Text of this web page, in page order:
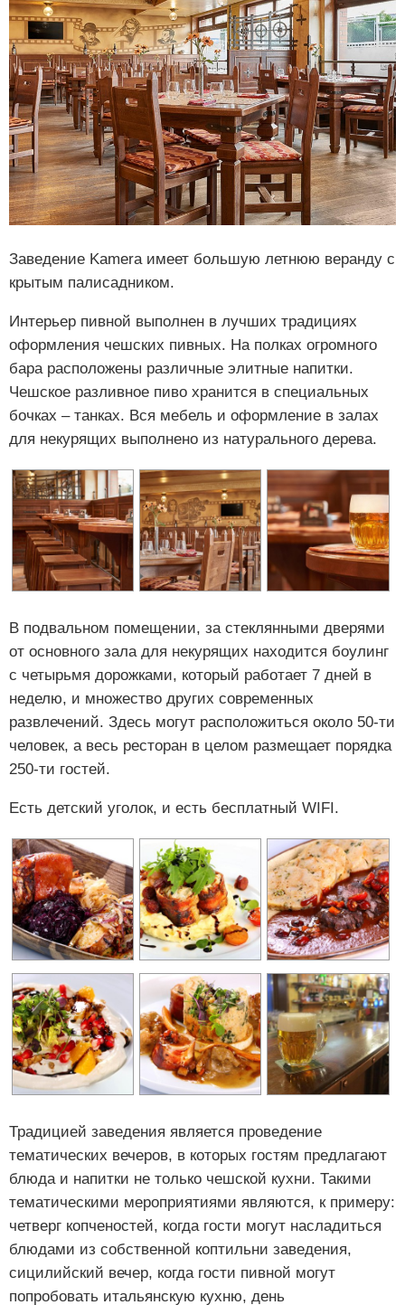
Заведение Kamera имеет большую летнюю веранду с
крытым палисадником.
Интерьер пивной выполнен в лучших традициях
оформления чешских пивных. На полках огромного
бара расположены различные элитные напитки.
Чешское разливное пиво хранится в специальных
бочках – танках. Вся мебель и оформление в залах
для некурящих выполнено из натурального дерева.
В подвальном помещении, за стеклянными дверями
от основного зала для некурящих находится боулинг
с четырьмя дорожками, который работает 7 дней в
неделю, и множество других современных
развлечений. Здесь могут расположиться около 50-ти
человек, а весь ресторан в целом размещает порядка
250-ти гостей.
Есть детский уголок, и есть бесплатный WIFI.
Традицией заведения является проведение
тематических вечеров, в которых гостям предлагают
блюда и напитки не только чешской кухни. Такими
тематическими мероприятиями являются, к примеру:
четверг копченостей, когда гости могут насладиться
блюдами из собственной коптильни заведения,
сицилийский вечер, когда гости пивной могут
попробовать итальянскую кухню, день